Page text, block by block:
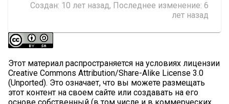
Создан: 10 лет назад, Последнее изменение: 6
лет назад
Этот материал распространяется на условиях лицензии
Creative Commons Attribution/Share-Alike License 3.0
(Unported). Это означает, что вы можете размещать
этот контент на своем сайте или создавать на его